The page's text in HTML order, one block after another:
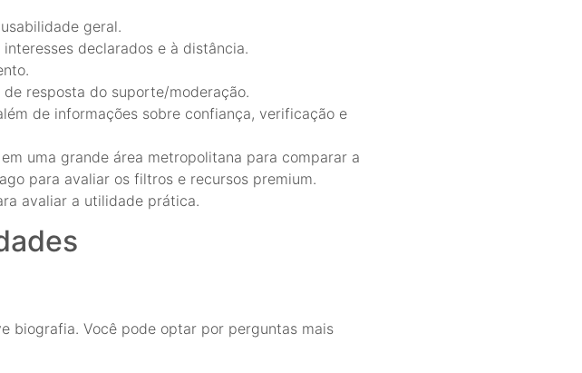
geral.
declarados e à distância.
resposta do suporte/moderação.
de informações sobre confiança, verificação e
uma grande área metropolitana para comparar a
para avaliar os filtros e recursos premium.
avaliar a utilidade prática.
biografia. Você pode optar por perguntas mais